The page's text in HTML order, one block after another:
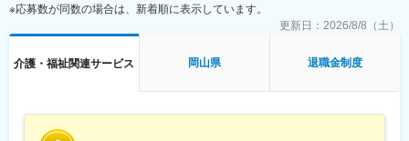
※応募数が同数の場合は、新着順に表示しています。
更新日： 2026/8/8（土）
介護・福祉関連サービス 岡山県 退職金制度